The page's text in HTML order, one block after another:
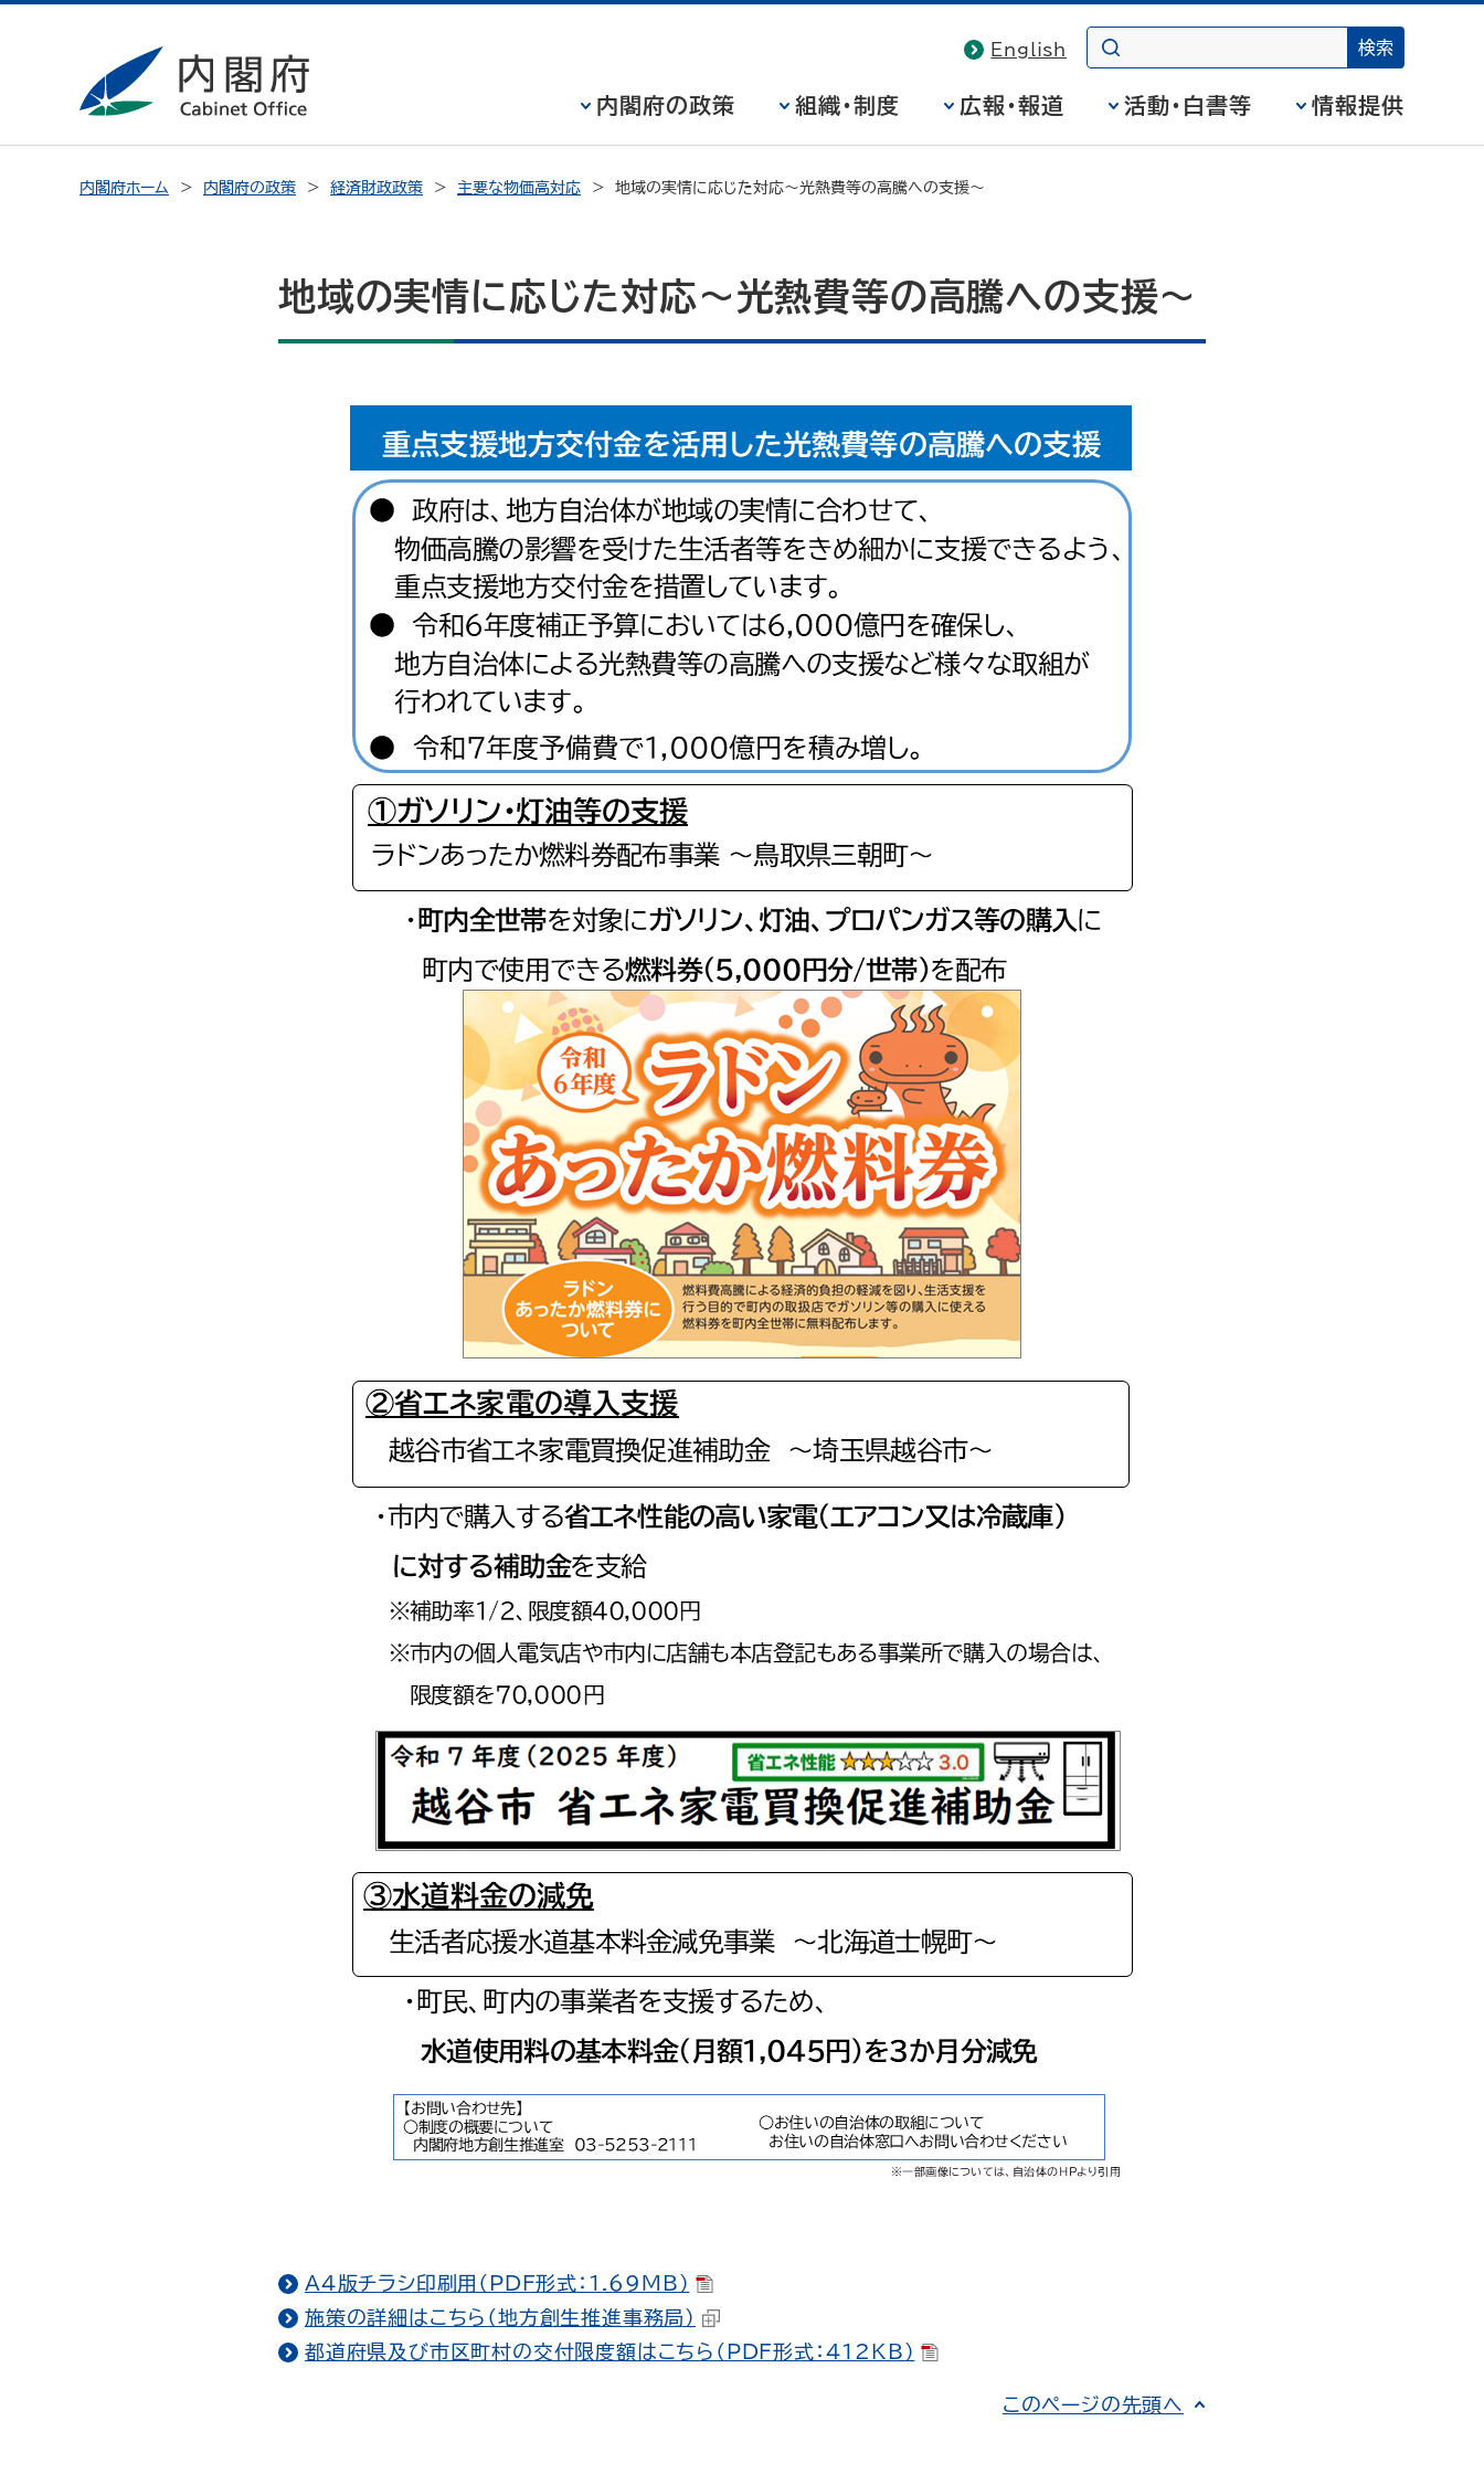
English
内閣府の政策 組織・制度 広報・報道 活動・白書等 情報提供
内閣府ホーム 内閣府の政策 経済財政政策 主要な物価高対応 地域の実情に応じた対応～光熱費等の高騰への支援～
地域の実情に応じた対応～光熱費等の高騰への支援～
Ａ4版チラシ印刷用（PDF形式：1.69MB）
施策の詳細はこちら（地方創生推進事務局）
都道府県及び市区町村の交付限度額はこちら（PDF形式：412KB）
このページの先頭へ